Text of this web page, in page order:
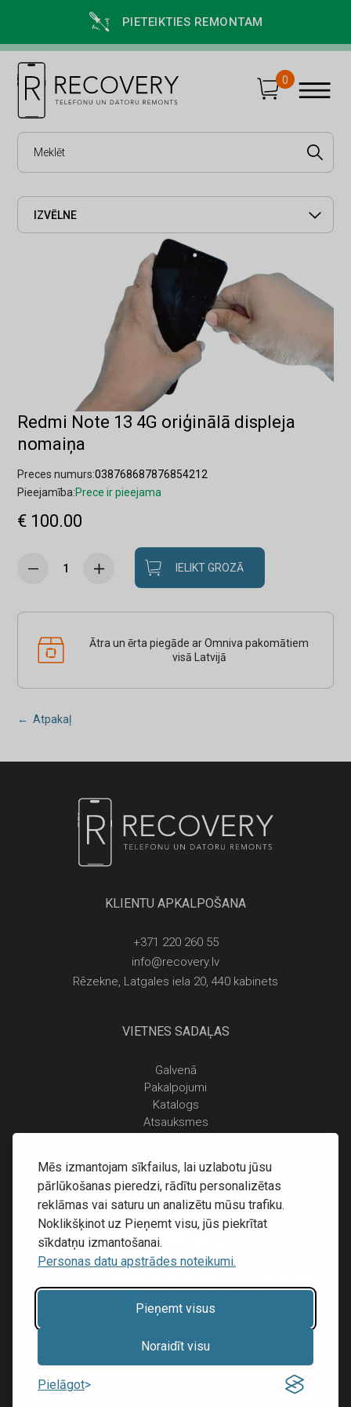
Mēs izmantojam sīkfailus, lai uzlabotu jūsu
pārlūkošanas pieredzi, rādītu personalizētas
reklāmas vai saturu un analizētu mūsu trafiku.
Noklikšķinot uz Pieņemt visu, jūs piekrītat
sīkdatņu izmantošanai.
Personas datu apstrādes noteikumi.
Pieņemt visus
Noraidīt visu
Pielāgot
PIETEIKTIES REMONTAM
0
IZVĒLNE
Redmi Note 13 4G oriģinālā displeja
nomaiņa
Preces numurs:038768687876854212
Pieejamība:Prece ir pieejama
€ 100.00
IELIKT GROZĀ
Ātra un ērta piegāde ar Omniva pakomātiem
visā Latvijā
← Atpakaļ
KLIENTU APKALPOŠANA
+371 220 260 55
info@recovery.lv
Rēzekne, Latgales iela 20, 440 kabinets
VIETNES SADAĻAS
Galvenā
Pakalpojumi
Katalogs
Atsauksmes
Piegāde un apmaksa
Atgriešanas noteikumi
Mājas lapu izstrāde:Inibrand